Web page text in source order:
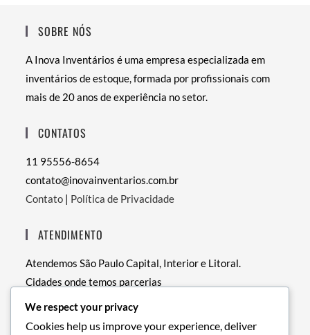
SOBRE NÓS
A Inova Inventários é uma empresa especializada em
inventários de estoque, formada por profissionais com
mais de 20 anos de experiência no setor.
CONTATOS
11 95556-8654
contato@inovainventarios.com.br
Contato | Política de Privacidade
ATENDIMENTO
Atendemos São Paulo Capital, Interior e Litoral.
Cidades onde temos parcerias
• RJ – Rio de Janeiro
We respect your privacy
Cookies help us improve your experience, deliver